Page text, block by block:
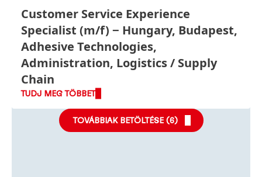
Customer Service Experience
Specialist (m/f)
Hungary, Budapest,
Adhesive Technologies,
Administration, Logistics / Supply
Chain
TUDJ MEG TÖBBET
TOVÁBBIAK BETÖLTÉSE (6)